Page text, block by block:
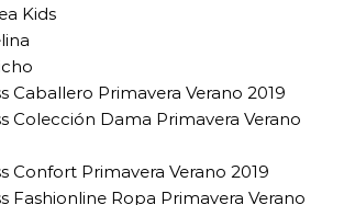
Kids
Caballero Primavera Verano 2019
Colección Dama Primavera Verano
Confort Primavera Verano 2019
Fashionline Ropa Primavera Verano